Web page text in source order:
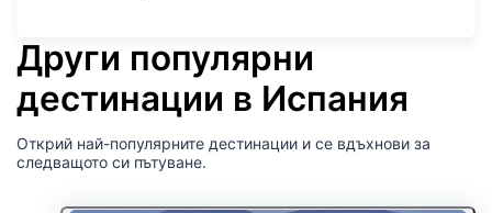
Други популярни
дестинации в Испания
Открий най-популярните дестинации и се вдъхнови за
следващото си пътуване.